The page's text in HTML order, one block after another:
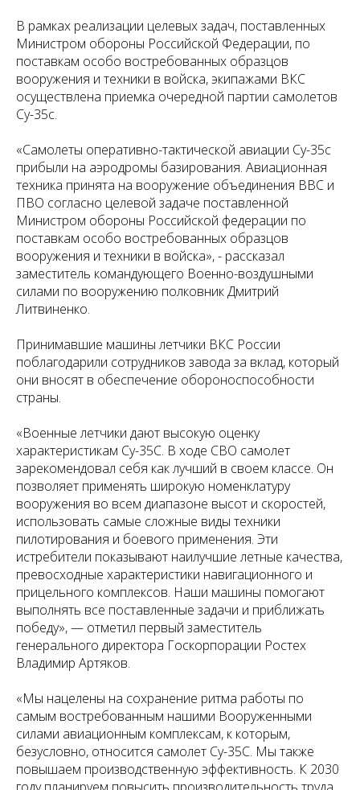
В рамках реализации целевых задач, поставленных
Министром обороны Российской Федерации, по
поставкам особо востребованных образцов
вооружения и техники в войска, экипажами ВКС
осуществлена приемка очередной партии самолетов
Су-35с.
«Самолеты оперативно-тактической авиации Су-35с
прибыли на аэродромы базирования. Авиационная
техника принята на вооружение объединения ВВС и
ПВО согласно целевой задаче поставленной
Министром обороны Российской федерации по
поставкам особо востребованных образцов
вооружения и техники в войска», - рассказал
заместитель командующего Военно-воздушными
силами по вооружению полковник Дмитрий
Литвиненко.
Принимавшие машины летчики ВКС России
поблагодарили сотрудников завода за вклад, который
они вносят в обеспечение обороноспособности
страны.
«Военные летчики дают высокую оценку
характеристикам Су-35С. В ходе СВО самолет
зарекомендовал себя как лучший в своем классе. Он
позволяет применять широкую номенклатуру
вооружения во всем диапазоне высот и скоростей,
использовать самые сложные виды техники
пилотирования и боевого применения. Эти
истребители показывают наилучшие летные качества,
превосходные характеристики навигационного и
прицельного комплексов. Наши машины помогают
выполнять все поставленные задачи и приближать
победу», — отметил первый заместитель
генерального директора Госкорпорации Ростех
Владимир Артяков.
«Мы нацелены на сохранение ритма работы по
самым востребованным нашими Вооруженными
силами авиационным комплексам, к которым,
безусловно, относится самолет Су-35С. Мы также
повышаем производственную эффективность. К 2030